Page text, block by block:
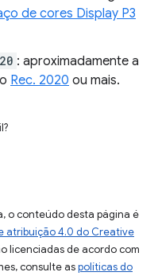
de cores Display P3
: aproximadamente a
Rec. 2020 ou mais.
o conteúdo desta página é
atribuição 4.0 do Creative
licenciadas de acordo com
consulte aspolíticas do